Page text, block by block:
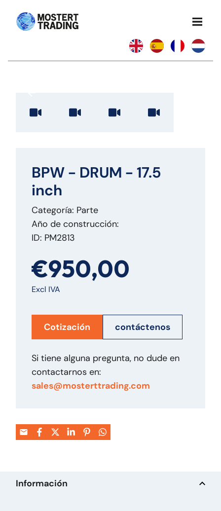
BPW - DRUM - 17.5
inch
Categoría: Parte
Año de construcción:
ID: PM2813
€950,00
Excl IVA
Cotización contáctenos
Si tiene alguna pregunta, no dude en
contactarnos en:
sales@mosterttrading.com
Información